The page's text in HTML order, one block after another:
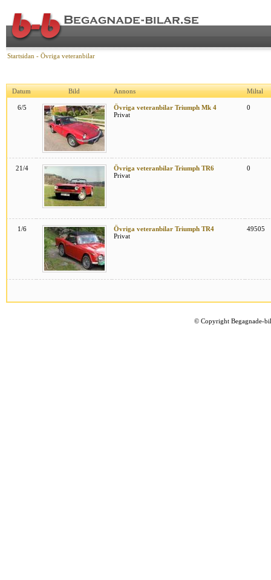
Startsidan - Övriga veteranbilar
Datum Bild Annons Miltal
6/5
Övriga veteranbilar Triumph Mk 4
Privat
0
21/4
Övriga veteranbilar Triumph TR6
Privat
0
1/6
Övriga veteranbilar Triumph TR4
Privat
49505
© Copyright Begagnade-